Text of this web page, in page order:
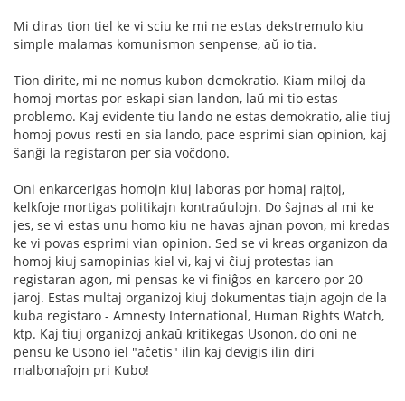
Mi diras tion tiel ke vi sciu ke mi ne estas dekstremulo kiu
simple malamas komunismon senpense, aŭ io tia.
Tion dirite, mi ne nomus kubon demokratio. Kiam miloj da
homoj mortas por eskapi sian landon, laŭ mi tio estas
problemo. Kaj evidente tiu lando ne estas demokratio, alie tiuj
homoj povus resti en sia lando, pace esprimi sian opinion, kaj
ŝanĝi la registaron per sia voĉdono.
Oni enkarcerigas homojn kiuj laboras por homaj rajtoj,
kelkfoje mortigas politikajn kontraŭulojn. Do ŝajnas al mi ke
jes, se vi estas unu homo kiu ne havas ajnan povon, mi kredas
ke vi povas esprimi vian opinion. Sed se vi kreas organizon da
homoj kiuj samopinias kiel vi, kaj vi ĉiuj protestas ian
registaran agon, mi pensas ke vi finiĝos en karcero por 20
jaroj. Estas multaj organizoj kiuj dokumentas tiajn agojn de la
kuba registaro - Amnesty International, Human Rights Watch,
ktp. Kaj tiuj organizoj ankaŭ kritikegas Usonon, do oni ne
pensu ke Usono iel "aĉetis" ilin kaj devigis ilin diri
malbonaĵojn pri Kubo!